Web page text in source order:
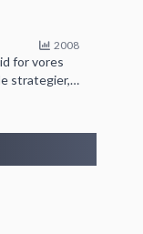
2008
for vores
strategier,…